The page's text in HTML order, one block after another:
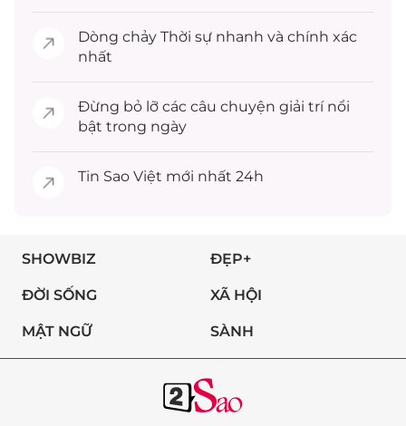
Dòng chảy Thời sự nhanh và chính xác
nhất
Đừng bỏ lỡ các câu chuyện giải trínổi
bật trong ngày
Tin Sao Việt mới nhất 24h
SHOWBIZ ĐẸP+
ĐỜI SỐNG XÃ HỘI
MẬT NGỮ SÀNH